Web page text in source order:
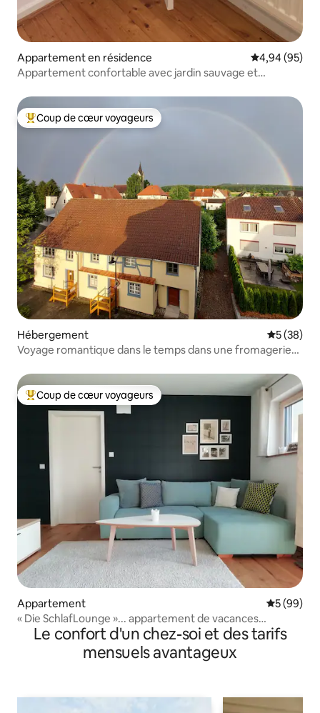
Appartement en résidence Évaluation
4,94 (95)
Appartement confortable avec jardin sauvage et
Coups de cœur voyageurs les plus appréciés
Coup de cœur voyageurs
Hébergement
5 (38)
Voyage romantique dans le temps dans une fromagerie
Coups de cœur voyageurs les plus appréciés
Coup de cœur voyageurs
Appartement
5 (99)
« Die SchlafLounge »... appartement de vacances
chaleureux
Le confort d'un chez-soi et des tarifs
mensuels avantageux